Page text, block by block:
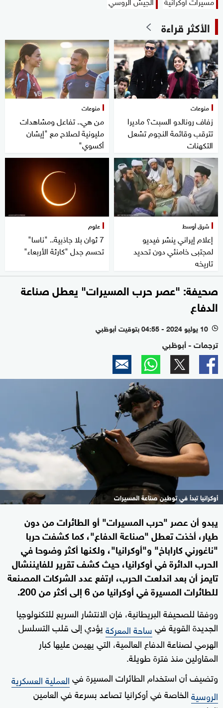
الأكثر قراءة
منوعات
زفاف رونالدو السبت؟ ماديرا
تترقب وقائمة النجوم تشعل
التكهنات
منوعات
من هي.. تفاعل ومشاهدات
مليونية لصلاح مع "إيشان
أكسوي"
شرق أوسط
إعلام إيراني ينشر فيديو
لمجتبى خامنئي دون تحديد
تاريخه
علوم
7 ثوان بلا جاذبية.. "ناسا"
تحسم جدل "كارثة الأربعاء"
صحيفة: "عصر حرب المسيرات" يعطل صناعة
الدفاع
l 10 يوليو 2024 - 04:55 بتوقيت أبوظبي
ترجمات - أبوظبي
أوكرانيا تبدأ في توطين صناعة المسيرات
يبدو أن عصر "حرب المسيرات" أو الطائرات من دون
طيار، أخذت تعطل "صناعة الدفاع"، كما كشفت حربا
"ناغورني كاراباخ" و"أوكرانيا"، ولكنها أكثر وضوحا في
الحرب الدائرة في أوكرانيا، حيث كشف تقرير للفايننشال
تايمز أن بعد اندلعت الحرب، ارتفع عدد الشركات المصنعة
للطائرات المسيرة في أوكرانيا من 6 إلى أكثر من 200.
ووفقا للصحيفة البريطانية، فإن الانتشار السريع للتكنولوجيا
الجديدة القوية فيساحة المعركةيؤدي إلى قلب التسلسل
الهرمي لصناعة الدفاع العالمية، التي يهيمن عليها كبار
المقاولين منذ فترة طويلة.
وتضيف أن استخدام الطائرات المسيرة فيالعملية العسكرية
الروسيةالخاصة في أوكرانيا تصاعد بسرعة في العامين